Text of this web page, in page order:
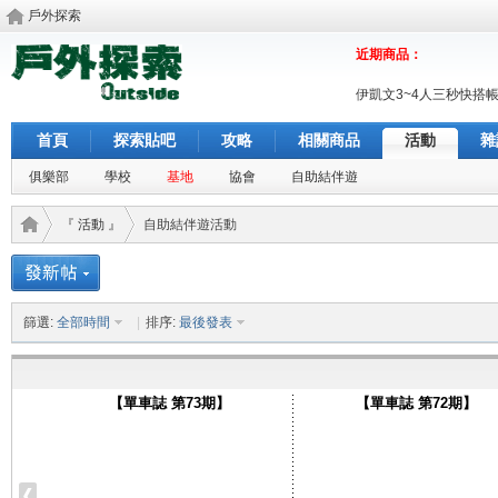
戶外探索
近期商品：
伊凱文3~4人三秒快搭
首頁 探索貼吧 攻略 相關商品 活動
俱樂部 學校 基地 協會 自助結伴遊
户外›
『 活動 』
›
自助結伴遊活動
篩選: 全部時間 排序: 最後發表